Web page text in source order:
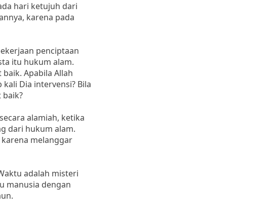
hari ketujuh dari
karena pada
penciptaan
itu hukum alam.
Apabila Allah
Dia intervensi? Bila
alamiah, ketika
dari hukum alam.
melanggar
adalah misteri
manusia dengan